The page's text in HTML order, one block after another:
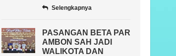
Selengkapnya
PASANGAN BETA PAR
AMBON SAH JADI
WALIKOTA DAN